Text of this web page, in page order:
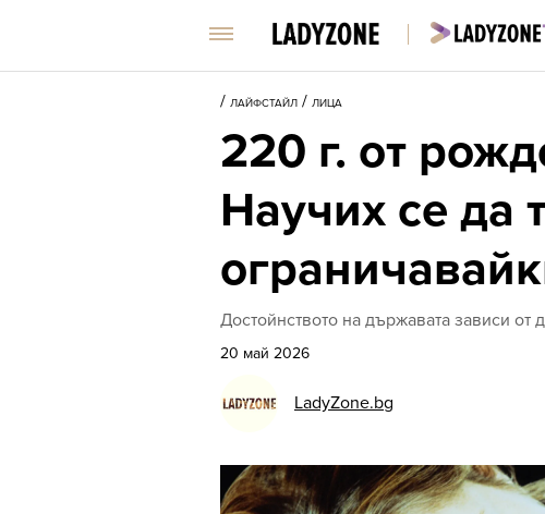
/ ЛАЙФСТАЙЛ / ЛИЦА
220 г. от
Научих се да
Достойнството на държавата зависи от
20 май 2026
LadyZone.bg